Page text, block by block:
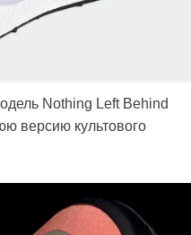
Nothing Left Behind
версию культового